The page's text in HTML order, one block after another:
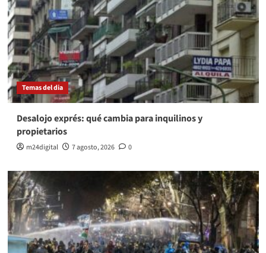
Temas del dia
Desalojo exprés: qué cambia para inquilinos y
propietarios
m24digital 7 agosto, 2026 0